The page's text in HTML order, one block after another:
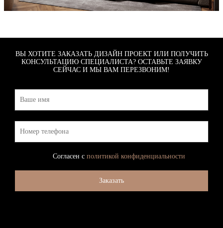
ВЫ ХОТИТЕ ЗАКАЗАТЬ ДИЗАЙН ПРОЕКТ ИЛИ ПОЛУЧИТЬ
КОНСУЛЬТАЦИЮ СПЕЦИАЛИСТА? ОСТАВЬТЕ ЗАЯВКУ
СЕЙЧАС И МЫ ВАМ ПЕРЕЗВОНИМ!
Согласен с политикой конфиденциальности